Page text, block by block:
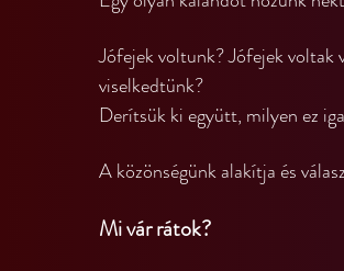
Jófejek voltunk? Jófejek voltak
viselkedtünk?
Derítsük ki együtt, milyen ez
A közönségünk alakítja és
Mi vár rátok?